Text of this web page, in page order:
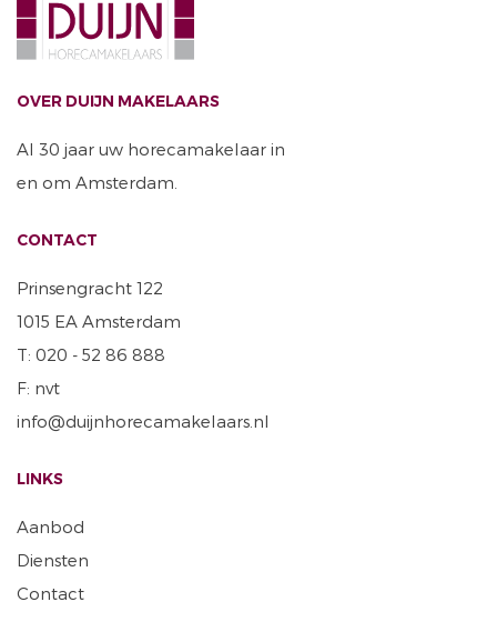
OVER DUIJN MAKELAARS
Al 30 jaar uw horecamakelaar in
en om Amsterdam.
CONTACT
Prinsengracht 122
1015 EA Amsterdam
T: 020 - 52 86 888
F: nvt
info@duijnhorecamakelaars.nl
LINKS
Aanbod
Diensten
Contact